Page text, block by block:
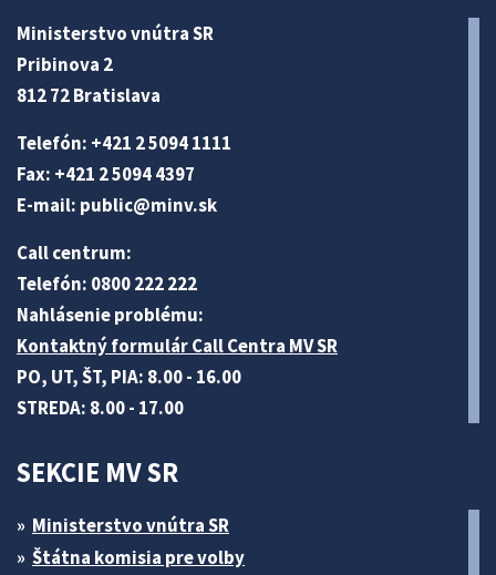
Ministerstvo vnútra SR
Pribinova 2
812 72 Bratislava
Telefón: +421 2 5094 1111
Fax: +421 2 5094 4397
E-mail: public@minv.sk
Call centrum:
Telefón: 0800 222 222
Nahlásenie problému:
Kontaktný formulár Call Centra MV SR
PO, UT, ŠT, PIA: 8.00 - 16.00
STREDA: 8.00 - 17.00
SEKCIE MV SR
Ministerstvo vnútra SR
Štátna komisia pre volby